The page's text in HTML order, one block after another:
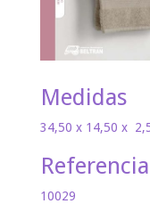
Medidas
34,50 x 14,50 x
10029